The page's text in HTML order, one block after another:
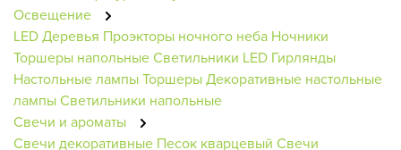
Освещение
LED Деревья Проэкторы ночного неба Ночники
Торшеры напольныеСветильники LED Гирлянды
Настольные лампыТоршерыДекоративные настольные
лампыСветильники напольные
Свечи и ароматы
Свечи декоративные Песок кварцевый Свечи